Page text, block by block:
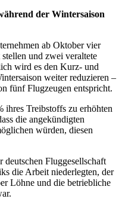
der Wintersaison
ab Oktober vier
und zwei veraltete
wird es den Kurz- und
weiter reduzieren –
fünf Flugzeugen entspricht.
ihres Treibstoffs zu erhöhten
die angekündigten
würden, diesen
Fluggesellschaft
die Arbeit niederlegten, der
Löhne und die betriebliche